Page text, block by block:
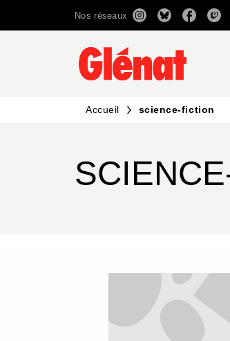
RECHERCHE
Nos réseaux
Accueil science-fiction